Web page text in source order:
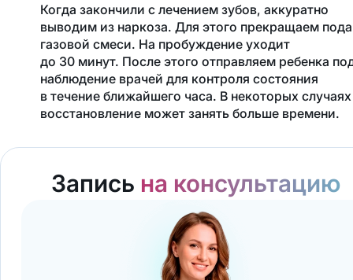
Когда закончили с лечением зубов, аккуратно
выводим из наркоза. Для этого прекращаем
газовой смеси. На пробуждение уходит
до 30 минут. После этого отправляем ребенка
наблюдение врачей для контроля состояния
в течение ближайшего часа. В некоторых случаях
восстановление может занять больше времени.
Запись на консультацию